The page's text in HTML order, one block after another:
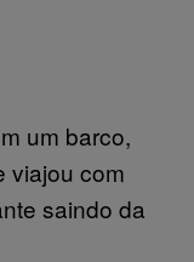
um barco,
viajou com
saindo da